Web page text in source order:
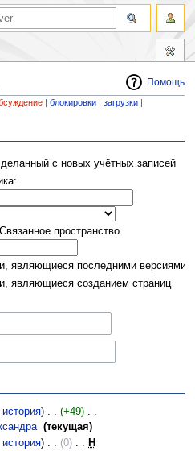
Помощь
|блокировки |загрузки
с новых учётных записей
Связанное пространство
являющиеся последними версиями
являющиеся созданием страниц
история) (+49)
(текущая)
история) (0)
Н